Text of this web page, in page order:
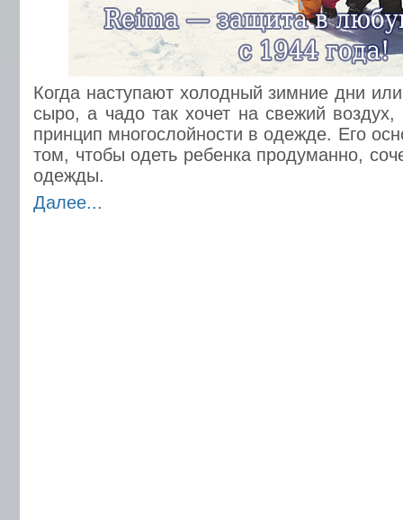
Когда наступают холодный зимние дни
сыро, а чадо так хочет на свежий
принцип многослойности в одежде. Его
том, чтобы одеть ребенка продуманно,
одежды.
Далее...